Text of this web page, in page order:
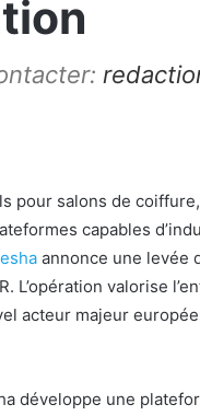
pour salons de
capables
annonce une levée
L’opération valorise
acteur majeur
développe une